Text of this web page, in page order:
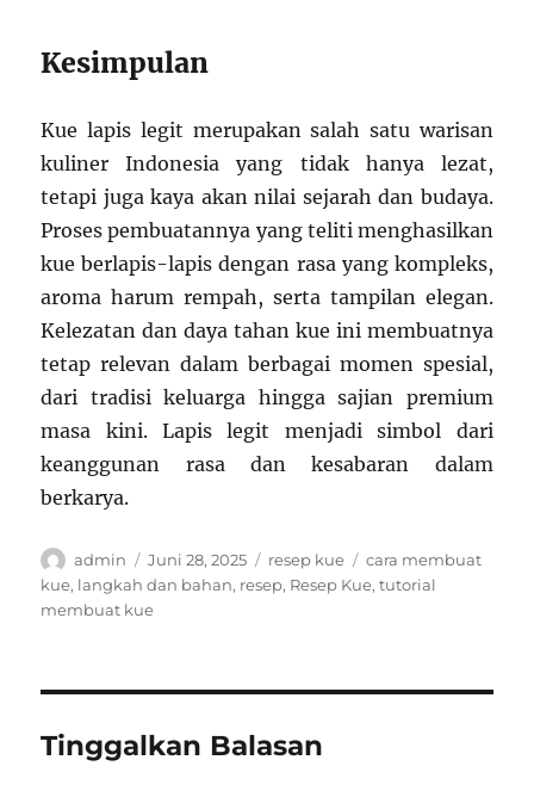
Kesimpulan
Kue lapis legit merupakan salah satu warisan
kuliner Indonesia yang tidak hanya lezat,
tetapi juga kaya akan nilai sejarah dan budaya.
Proses pembuatannya yang teliti menghasilkan
kue berlapis-lapis dengan rasa yang kompleks,
aroma harum rempah, serta tampilan elegan.
Kelezatan dan daya tahan kue ini membuatnya
tetap relevan dalam berbagai momen spesial,
dari tradisi keluarga hingga sajian premium
masa kini. Lapis legit menjadi simbol dari
keanggunan rasa dan kesabaran dalam
berkarya.
Author
admin
Posted
on
Juni 28, 2025 Categories
resep kue Tags
cara membuat
kue, langkah dan bahan, resep, Resep Kue,tutorial
membuat kue
Tinggalkan Balasan